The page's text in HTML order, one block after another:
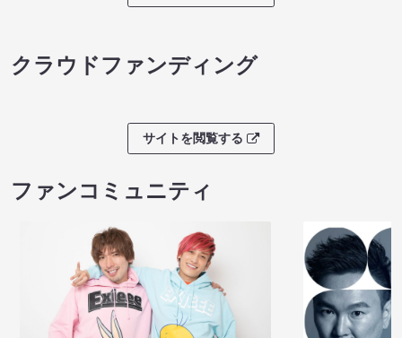
クラウドファンディング
サイトを閲覧する
ファンコミュニティ